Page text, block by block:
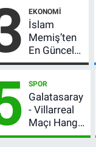
Vlahovic’i
Açıkladı, 5
Yıldız Daha
Listede
EKONOMI
İslam
Memiş’ten
En Güncel
Altın
Gram Altın
İçin 6.350
TL Uyarısı,
Yıl Sonu
Beklentisi
SPOR
Galatasaray
- Villarreal
Maçı Hangi
Kanalda?